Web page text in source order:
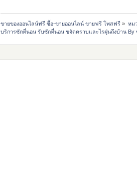
ขายของออนไลน์ฟรี ซื้อ-ขายออนไลน์ ขายฟรี โพสฟรี » หม
บริการซักที่นอน รับซักที่นอน ขจัดคราบและไรฝุ่นถึงบ้าน By